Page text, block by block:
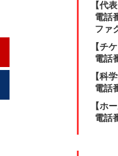
ー公式Facebook
ンター公式X
ックセンター公式
立シビックセンター公式【代表
電話
ファ
【チ
電話
【科
電話
【ホ
電話